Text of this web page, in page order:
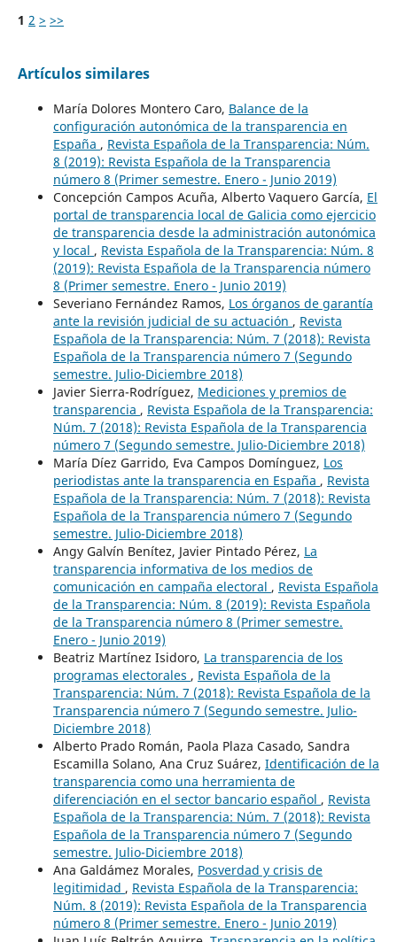
1 2 > >>
Artículos similares
María Dolores Montero Caro, Balance de la
configuración autonómica de la transparencia en
España , Revista Española de la Transparencia: Núm.
8 (2019): Revista Española de la Transparencia
número 8 (Primer semestre. Enero - Junio 2019)
Concepción Campos Acuña, Alberto Vaquero García, El
portal de transparencia local de Galicia como ejercicio
de transparencia desde la administración autonómica
y local , Revista Española de la Transparencia: Núm. 8
(2019): Revista Española de la Transparencia número
8 (Primer semestre. Enero - Junio 2019)
Severiano Fernández Ramos, Los órganos de garantía
ante la revisión judicial de su actuación , Revista
Española de la Transparencia: Núm. 7 (2018): Revista
Española de la Transparencia número 7 (Segundo
semestre. Julio-Diciembre 2018)
Javier Sierra-Rodríguez, Mediciones y premios de
transparencia , Revista Española de la Transparencia:
Núm. 7 (2018): Revista Española de la Transparencia
número 7 (Segundo semestre. Julio-Diciembre 2018)
María Díez Garrido, Eva Campos Domínguez, Los
periodistas ante la transparencia en España , Revista
Española de la Transparencia: Núm. 7 (2018): Revista
Española de la Transparencia número 7 (Segundo
semestre. Julio-Diciembre 2018)
Angy Galvín Benítez, Javier Pintado Pérez, La
transparencia informativa de los medios de
comunicación en campaña electoral , Revista Española
de la Transparencia: Núm. 8 (2019): Revista Española
de la Transparencia número 8 (Primer semestre.
Enero - Junio 2019)
Beatriz Martínez Isidoro, La transparencia de los
programas electorales , Revista Española de la
Transparencia: Núm. 7 (2018): Revista Española de la
Transparencia número 7 (Segundo semestre. Julio-
Diciembre 2018)
Alberto Prado Román, Paola Plaza Casado, Sandra
Escamilla Solano, Ana Cruz Suárez, Identificación de la
transparencia como una herramienta de
diferenciación en el sector bancario español , Revista
Española de la Transparencia: Núm. 7 (2018): Revista
Española de la Transparencia número 7 (Segundo
semestre. Julio-Diciembre 2018)
Ana Galdámez Morales, Posverdad y crisis de
legitimidad , Revista Española de la Transparencia:
Núm. 8 (2019): Revista Española de la Transparencia
número 8 (Primer semestre. Enero - Junio 2019)